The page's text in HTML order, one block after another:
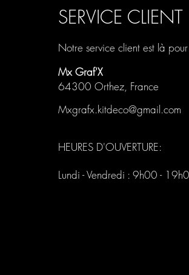
SERVICE CLIENT
Notre service client est là pour
Mx Graf'X
64300 Orthez, France
Mxgrafx.kitdeco@gmail.com
HEURES D'OUVERTURE:
Lundi - Vendredi : 9h00 -